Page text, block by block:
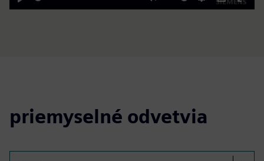
Play Mute Settings
PIP
Enter
priemyselné odvetvia